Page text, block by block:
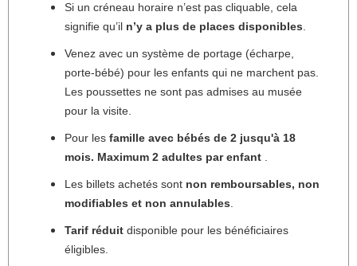
Si un créneau horaire n’est pas cliquable, cela
signifie qu’il n’y a plus de places disponibles.
Venez avec un système de portage (écharpe,
porte-bébé) pour les enfants qui ne marchent pas.
Les poussettes ne sont pas admises au musée
pour la visite.
Pour les famille avec bébés de 2 jusqu'à 18
mois. Maximum 2 adultes par enfant .
Les billets achetés sont non remboursables, non
modifiables et non annulables.
Tarif réduit disponible pour les bénéficiaires
éligibles.